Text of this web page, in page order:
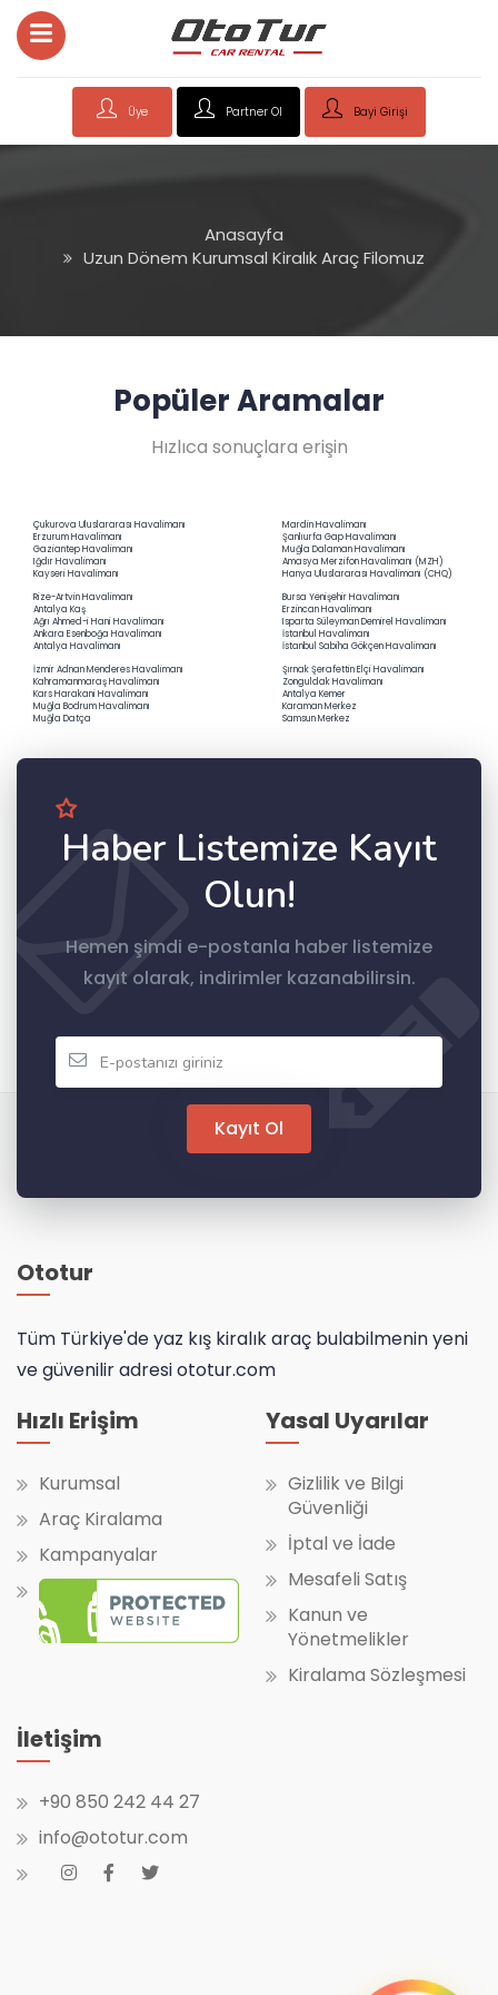
Üye Partner Ol Bayi Girişi
Anasayfa
Uzun Dönem Kurumsal Kiralık Araç Filomuz
Popüler Aramalar
Hızlıca sonuçlara erişin
Çukurova Uluslararası Havalimanı
Erzurum Havalimanı
Gaziantep Havalimanı
Iğdır Havalimanı
Kayseri Havalimanı
Mardin Havalimanı
Şanlıurfa Gap Havalimanı
Muğla Dalaman Havalimanı
Amasya Merzifon Havalimanı (MZH)
Hanya Uluslararası Havalimanı (CHQ)
Rize-Artvin Havalimanı
Antalya Kaş
Ağrı Ahmed-i Hani Havalimanı
Ankara Esenboğa Havalimanı
Antalya Havalimanı
Bursa Yenişehir Havalimanı
Erzincan Havalimanı
Isparta Süleyman Demirel Havalimanı
İstanbul Havalimanı
İstanbul Sabiha Gökçen Havalimanı
İzmir Adnan Menderes Havalimanı
Kahramanmaraş Havalimanı
Kars Harakani Havalimanı
Muğla Bodrum Havalimanı
Muğla Datça
Şırnak Şerafettin Elçi Havalimanı
Zonguldak Havalimanı
Antalya Kemer
Karaman Merkez
Samsun Merkez
Haber Listemize Kayıt
Olun!
Hemen şimdi e-postanla haber listemize
kayıt olarak, indirimler kazanabilirsin.
Kayıt Ol
Ototur
Tüm Türkiye'de yaz kış kiralık araç bulabilmenin yeni
ve güvenilir adresi ototur.com
Hızlı Erişim
Kurumsal
Araç Kiralama
Kampanyalar
Yasal Uyarılar
Gizlilik ve Bilgi
Güvenliği
İptal ve İade
Mesafeli Satış
Kanun ve
Yönetmelikler
Kiralama Sözleşmesi
İletişim
+90 850 242 44 27
info@ototur.com